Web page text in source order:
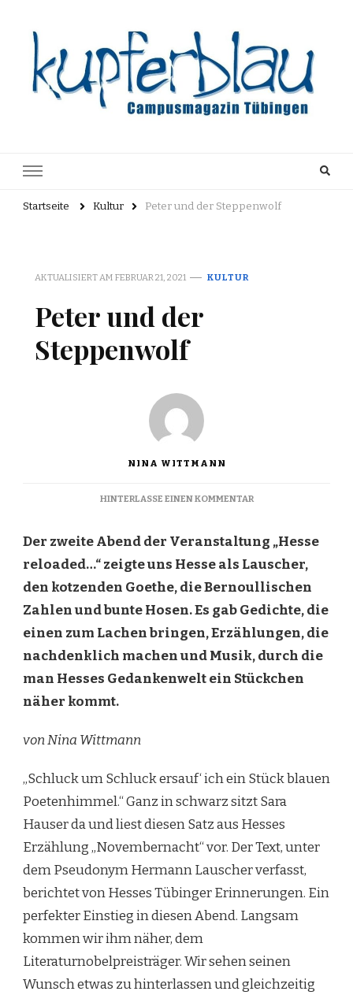
Archiv
Startseite Kultur Peter und der Steppenwolf
AKTUALISIERT AM FEBRUAR 21, 2021 KULTUR
Peter und der
Steppenwolf
NINA WITTMANN
HINTERLASSE EINEN KOMMENTARZU
DER
STEPPENWOLF
Der zweite Abend der Veranstaltung „Hesse
reloaded…“ zeigte uns Hesse als Lauscher,
den kotzenden Goethe, die Bernoullischen
Zahlen und bunte Hosen. Es gab Gedichte, die
einen zum Lachen bringen, Erzählungen, die
nachdenklich machen und Musik, durch die
man Hesses Gedankenwelt ein Stückchen
näher kommt.
von Nina Wittmann
„Schluck um Schluck ersauf‘ ich ein Stück blauen
Poetenhimmel.“ Ganz in schwarz sitzt Sara
Hauser da und liest diesen Satz aus Hesses
Erzählung „Novembernacht“ vor. Der Text, unter
dem Pseudonym Hermann Lauscher verfasst,
berichtet von Hesses Tübinger Erinnerungen. Ein
perfekter Einstieg in diesen Abend. Langsam
kommen wir ihm näher, dem
Literaturnobelpreisträger. Wir sehen seinen
Wunsch etwas zu hinterlassen und gleichzeitig